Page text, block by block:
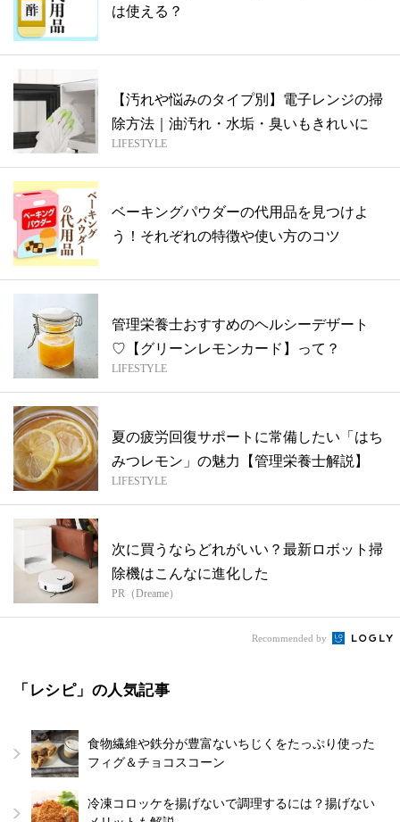
は使える？
【汚れや悩みのタイプ別】電子レンジの掃
除方法｜油汚れ・水垢・臭いもきれいに
LIFESTYLE
ベーキングパウダーの代用品を見つけよ
う！それぞれの特徴や使い方のコツ
管理栄養士おすすめのヘルシーデザート
♡【グリーンレモンカード】って？
LIFESTYLE
夏の疲労回復サポートに常備したい「はち
みつレモン」の魅力【管理栄養士解説】
LIFESTYLE
次に買うならどれがいい？最新ロボット掃
除機はこんなに進化した
PR（Dreame）
Recommended by
「レシピ」の人気記事
食物繊維や鉄分が豊富ないちじくをたっぷり使った
フィグ＆チョコスコーン
冷凍コロッケを揚げないで調理するには？揚げない